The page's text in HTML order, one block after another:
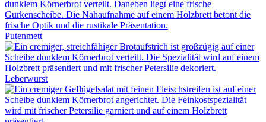
Putenmett
Leberwurst